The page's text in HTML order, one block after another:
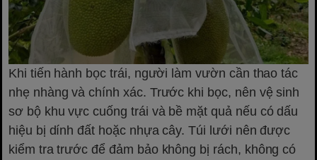
Khi tiến hành bọc trái, người làm vườn cần thao tác
nhẹ nhàng và chính xác. Trước khi bọc, nên vệ sinh
sơ bộ khu vực cuống trái và bề mặt quả nếu có dấu
hiệu bị dính đất hoặc nhựa cây. Túi lưới nên được
kiểm tra trước để đảm bảo không bị rách, không có